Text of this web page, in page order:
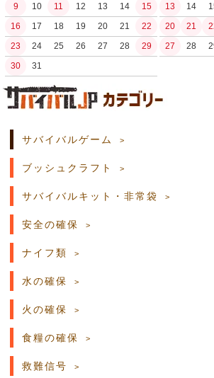
9
10 11 12 13 14
15
16
17 18 19 20 21
22
23
24 25 26 27 28
29
30
31
13
14
20
21
27
28
土日祝日の商品発送はございません。
サバイバルゲーム
ブッシュクラフト
サバイバルキット・非常袋
安全の確保
ナイフ類
水の確保
火の確保
食糧の確保
救難信号